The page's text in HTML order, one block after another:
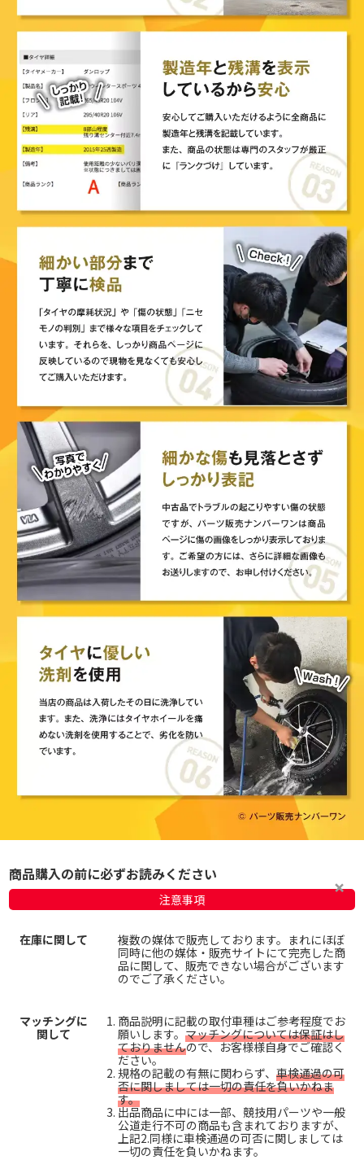
商品購入の前に必ずお読みください
注意事項
在庫に関して
複数の媒体で販売しております。まれにほぼ
同時に他の媒体・販売サイトにて完売した商
品に関して、販売できない場合がございます
のでご了承ください。
マッチングに
関して
商品説明に記載の取付車種はご参考程度でお
願いします。 マッチングについては保証はし
ておりませんので、お客様様自身でご確認く
ださい。
規格の記載の有無に関わらず、 車検通過の可
否に関しましては一切の責任を負いかねま
す。
出品商品に中には一部、競技用パーツや一般
公道走行不可の商品も含まれておりますが、
上記2.同様に車検通過の可否に関しましては
一切の責任を負いかねます。